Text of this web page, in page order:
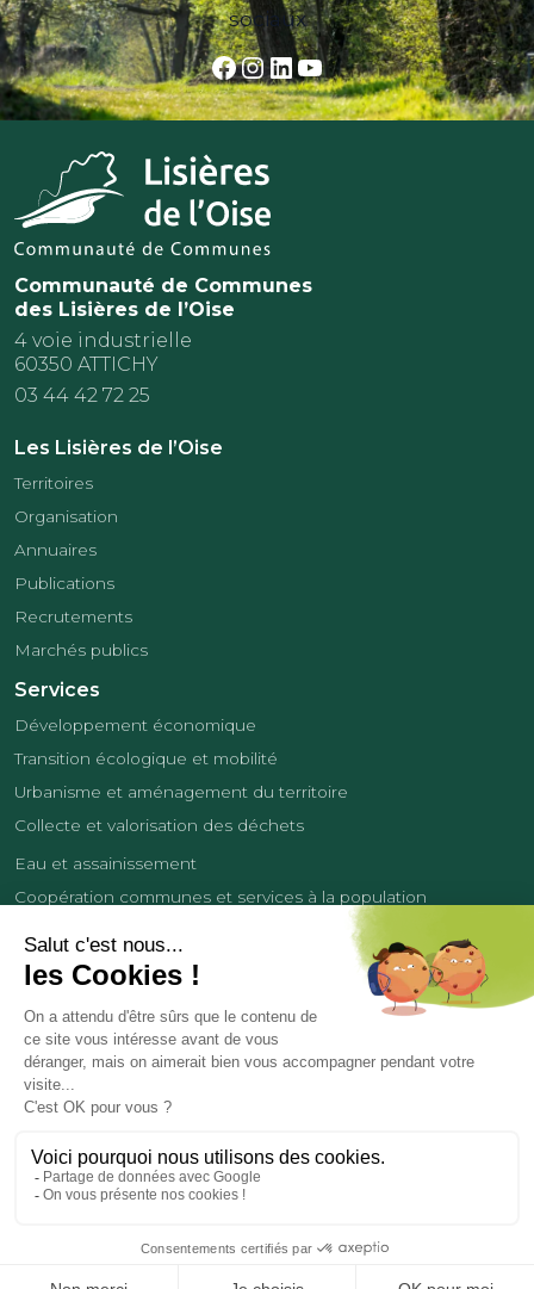
sociaux
Facebook
Instagram
LinkedIn
YouTube
Communauté de Communes
des Lisières de l’Oise
4 voie industrielle
60350 ATTICHY
03 44 42 72 25
Les Lisières de l’Oise
Territoires
Organisation
Annuaires
Publications
Recrutements
Marchés publics
Services
Développement économique
Transition écologique et mobilité
Urbanisme et aménagement du territoire
Collecte et valorisation des déchets
Eau et assainissement
Coopération communes et services à la population
Développement économique
Contact Tourisme
Politique de confidentialité
Mentions légales
© COMMUNAUTÉ DE COMMUNES DES LISIÈRES DE L’OISE
Réalisation et hébergement par